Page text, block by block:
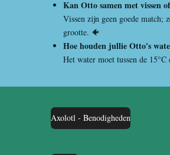
Kan Otto samen met vissen
Vissen zijn geen goede match;
grootte. 🐠
Hoe houden jullie Otto's
Het water moet tussen de
Axolotl - Benodigheden